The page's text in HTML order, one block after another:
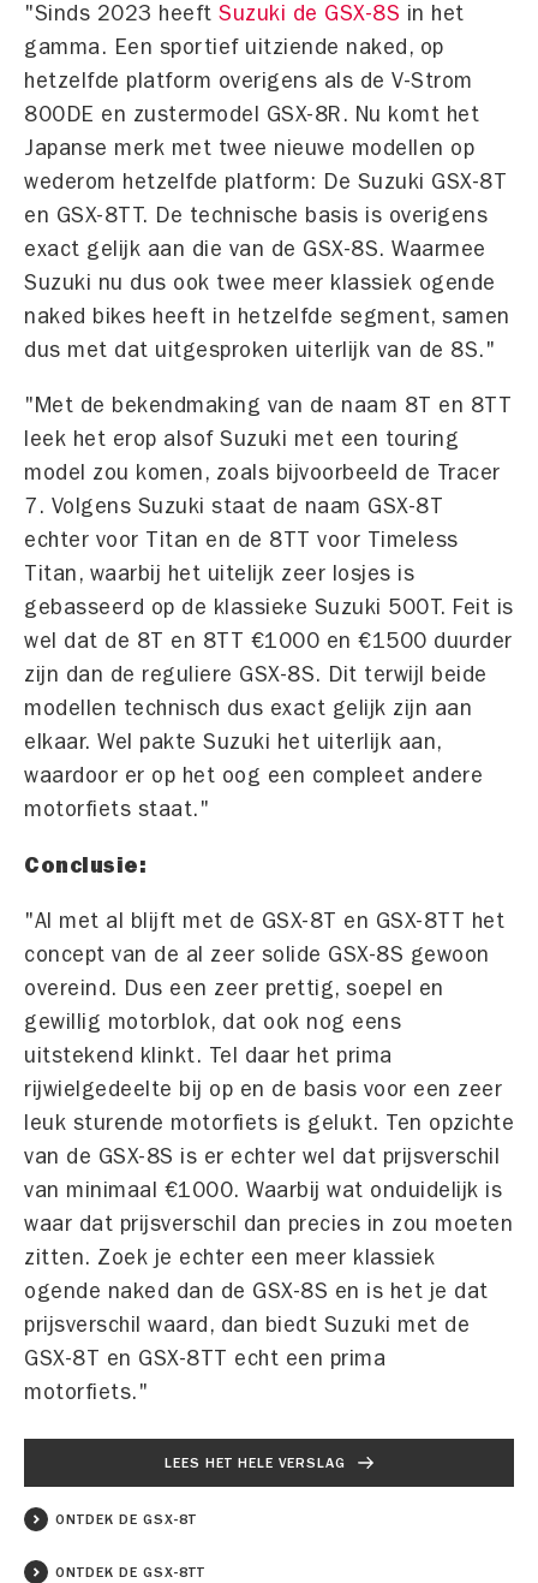
"Sinds 2023 heeft Suzuki de GSX-8S in het
gamma. Een sportief uitziende naked, op
hetzelfde platform overigens als de V-Strom
800DE en zustermodel GSX-8R. Nu komt het
Japanse merk met twee nieuwe modellen op
wederom hetzelfde platform: De Suzuki GSX-8T
en GSX-8TT. De technische basis is overigens
exact gelijk aan die van de GSX-8S. Waarmee
Suzuki nu dus ook twee meer klassiek ogende
naked bikes heeft in hetzelfde segment, samen
dus met dat uitgesproken uiterlijk van de 8S."
"Met de bekendmaking van de naam 8T en 8TT
leek het erop alsof Suzuki met een touring
model zou komen, zoals bijvoorbeeld de Tracer
7. Volgens Suzuki staat de naam GSX-8T
echter voor Titan en de 8TT voor Timeless
Titan, waarbij het uitelijk zeer losjes is
gebasseerd op de klassieke Suzuki 500T. Feit is
wel dat de 8T en 8TT €1000 en €1500 duurder
zijn dan de reguliere GSX-8S. Dit terwijl beide
modellen technisch dus exact gelijk zijn aan
elkaar. Wel pakte Suzuki het uiterlijk aan,
waardoor er op het oog een compleet andere
motorfiets staat."
Conclusie:
"Al met al blijft met de GSX-8T en GSX-8TT het
concept van de al zeer solide GSX-8S gewoon
overeind. Dus een zeer prettig, soepel en
gewillig motorblok, dat ook nog eens
uitstekend klinkt. Tel daar het prima
rijwielgedeelte bij op en de basis voor een zeer
leuk sturende motorfiets is gelukt. Ten opzichte
van de GSX-8S is er echter wel dat prijsverschil
van minimaal €1000. Waarbij wat onduidelijk is
waar dat prijsverschil dan precies in zou moeten
zitten. Zoek je echter een meer klassiek
ogende naked dan de GSX-8S en is het je dat
prijsverschil waard, dan biedt Suzuki met de
GSX-8T en GSX-8TT echt een prima
motorfiets."
LEES HET HELE VERSLAG
ONTDEK DE GSX-8T
ONTDEK DE GSX-8TT